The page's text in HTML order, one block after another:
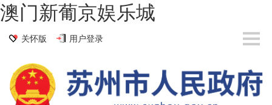
澳门新葡京娱乐城
关怀版 用户登录